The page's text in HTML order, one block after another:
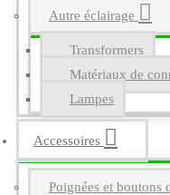
Autre éclairage
Transformers
Matériaux de
Lampes
Accessoires
Poignées et boutons